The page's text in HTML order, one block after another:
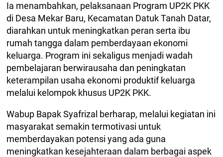
Ia menambahkan, pelaksanaan Program UP2K PKK
di Desa Mekar Baru, Kecamatan Datuk Tanah Datar,
diarahkan untuk meningkatkan peran serta ibu
rumah tangga dalam pemberdayaan ekonomi
keluarga. Program ini sekaligus menjadi wadah
pembelajaran berwirausaha dan peningkatan
keterampilan usaha ekonomi produktif keluarga
melalui kelompok khusus UP2K PKK.
Wabup Bapak Syafrizal berharap, melalui kegiatan ini
masyarakat semakin termotivasi untuk
memberdayakan potensi yang ada guna
meningkatkan kesejahteraan dalam berbagai aspek